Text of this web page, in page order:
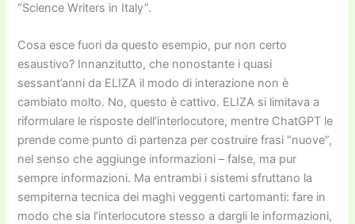
“Science Writers in Italy”.
Cosa esce fuori da questo esempio, pur non certo
esaustivo? Innanzitutto, che nonostante i quasi
sessant’anni da ELIZA il modo di interazione non è
cambiato molto. No, questo è cattivo. ELIZA si limitava a
riformulare le risposte dell’interlocutore, mentre ChatGPT le
prende come punto di partenza per costruire frasi “nuove”,
nel senso che aggiunge informazioni – false, ma pur
sempre informazioni. Ma entrambi i sistemi sfruttano la
sempiterna tecnica dei maghi veggenti cartomanti: fare in
modo che sia l’interlocutore stesso a dargli le informazioni,